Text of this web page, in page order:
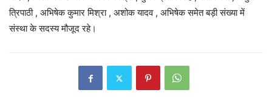
त्रिपाठी , अभिषेक कुमार मिश्रा , अशोक यादव , अभिषेक समेत बड़ी संख्या में
संस्था के सदस्य मौजूद रहे।